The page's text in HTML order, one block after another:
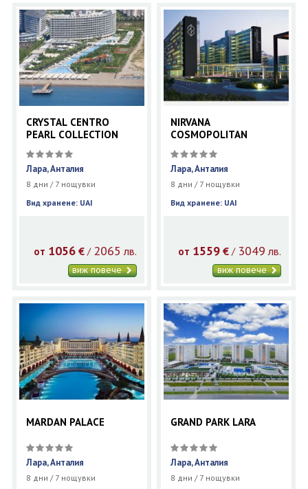
CRYSTAL CENTRO
PEARL COLLECTION
Лара, Анталия
8 дни / 7 нощувки
Вид хранене: UAI
от 1056 €/ 2065 лв.
виж повече
NIRVANA
COSMOPOLITAN
Лара, Анталия
8 дни / 7 нощувки
Вид хранене: UAI
от 1559 € / 3049 лв.
виж повече
MARDAN PALACE
Лара, Анталия
8 дни / 7 нощувки
GRAND PARK LARA
Лара, Анталия
8 дни / 7 нощувки